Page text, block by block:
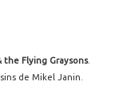
the Flying Graysons.
de Mikel Janin.